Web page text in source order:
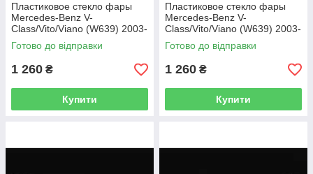
Пластиковое стекло фары
Mercedes-Benz V-
Class/Vito/Viano (W639) 2003-
2010 левое (водительское)
Готово до відправки
1 260 ₴
Купити
Пластиковое стекло фары
Mercedes-Benz V-
Class/Vito/Viano (W639) 2003-
2010 правое (пассажирское)
Готово до відправки
1 260 ₴
Купити